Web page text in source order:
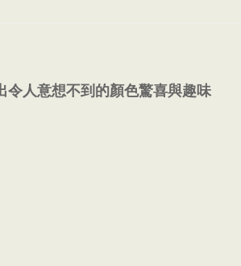
令人意想不到的顏色驚喜與趣味